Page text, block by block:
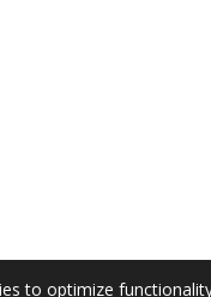
to optimize